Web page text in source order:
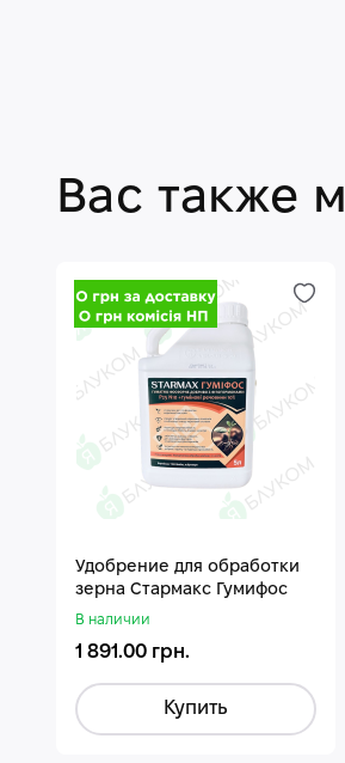
Вас также
Удобрение для обработки
зерна Стармакс Гумифос
В наличии
1 891.00 грн.
Купить